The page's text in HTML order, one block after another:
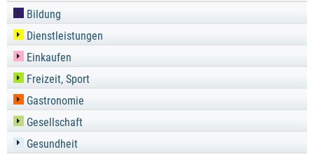
Bildung
Dienstleistungen
Einkaufen
Freizeit, Sport
Gastronomie
Gesellschaft
Gesundheit